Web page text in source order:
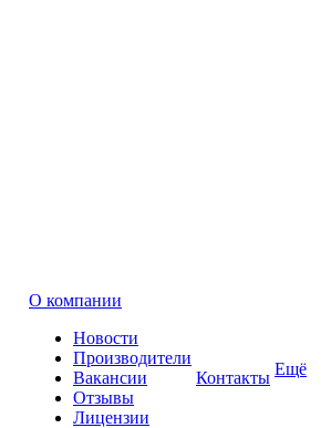
О компании
Новости
Производители
Вакансии
Отзывы
Лицензии
Контакты Ещё